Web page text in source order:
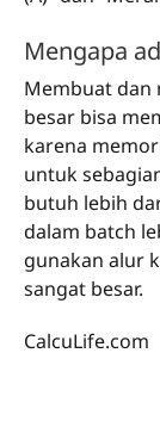
Mengapa
Membuat dan
besar bisa
karena
untuk
butuh lebih
dalam batch
gunakan alur
sangat besar.
CalcuLife.com